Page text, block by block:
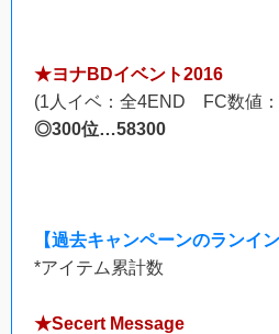
★ヨナBDイベント2016
(1人イベ：全4END FC数値
◎300位…58300
【過去キャンペーンのランイ
*アイテム累計数
★Secert Message